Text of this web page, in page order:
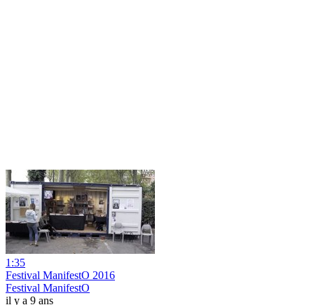
1:35
Festival ManifestO 2016
Festival ManifestO
il y a 9 ans